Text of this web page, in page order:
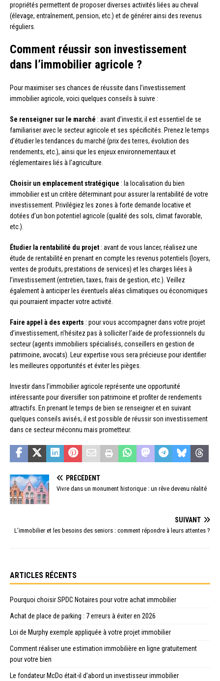
propriétés permettent de proposer diverses activités liées au cheval
(élevage, entraînement, pension, etc.) et de générer ainsi des revenus
réguliers.
Comment réussir son investissement
dans l’immobilier agricole ?
Pour maximiser ses chances de réussite dans l’investissement
immobilier agricole, voici quelques conseils à suivre :
Se renseigner sur le marché : avant d’investir, il est essentiel de se
familiariser avec le secteur agricole et ses spécificités. Prenez le temps
d’étudier les tendances du marché (prix des terres, évolution des
rendements, etc.), ainsi que les enjeux environnementaux et
réglementaires liés à l’agriculture.
Choisir un emplacement stratégique : la localisation du bien
immobilier est un critère déterminant pour assurer la rentabilité de votre
investissement. Privilégiez les zones à forte demande locative et
dotées d’un bon potentiel agricole (qualité des sols, climat favorable,
etc.).
Étudier la rentabilité du projet : avant de vous lancer, réalisez une
étude de rentabilité en prenant en compte les revenus potentiels (loyers,
ventes de produits, prestations de services) et les charges liées à
l’investissement (entretien, taxes, frais de gestion, etc.). Veillez
également à anticiper les éventuels aléas climatiques ou économiques
qui pourraient impacter votre activité.
Faire appel à des experts : pour vous accompagner dans votre projet
d’investissement, n’hésitez pas à solliciter l’aide de professionnels du
secteur (agents immobiliers spécialisés, conseillers en gestion de
patrimoine, avocats). Leur expertise vous sera précieuse pour identifier
les meilleures opportunités et éviter les pièges.
Investir dans l’immobilier agricole représente une opportunité
intéressante pour diversifier son patrimoine et profiter de rendements
attractifs. En prenant le temps de bien se renseigner et en suivant
quelques conseils avisés, il est possible de réussir son investissement
dans ce secteur méconnu mais prometteur.
PRÉCÉDENT
Vivre dans un monument historique : un rêve devenu réalité
SUIVANT
L’immobilier et les besoins des seniors : comment répondre à leurs attentes ?
ARTICLES RÉCENTS
Pourquoi choisir SPDC Notaires pour votre achat immobilier
Achat de place de parking : 7 erreurs à éviter en 2026
Loi de Murphy exemple appliquée à votre projet immobilier
Comment réaliser une estimation immobilière en ligne gratuitement
pour votre bien
Le fondateur McDo était-il d’abord un investisseur immobilier